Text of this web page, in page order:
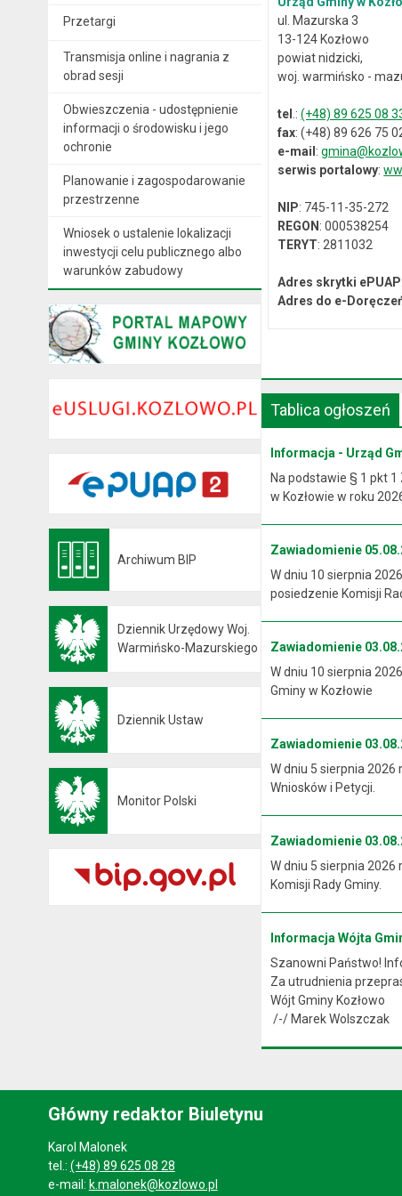
Przetargi
Transmisja online i nagrania z
obrad sesji
Obwieszczenia - udostępnienie
informacji o środowisku i jego
ochronie
Planowanie i zagospodarowanie
przestrzenne
Wniosek o ustalenie lokalizacji
inwestycji celu publicznego albo
warunków zabudowy
Archiwum BIP
Dziennik Urzędowy Woj.
Warmińsko-Mazurskiego
Dziennik Ustaw
Monitor Polski
ul. Mazurska 3
13-124 Kozłowo
powiat nidzicki,
woj. warmińsko -
tel .:(+48) 89 625 08
fax: (+48) 89 626 75
e-mail :
serwis portalowy:
NIP: 745-11-35-272
REGON : 000538254
TERYT: 2811032
Adres skrytki ePUAP
Adres do e-
Tablica ogłoszeń
Informacja - Urząd
Na podstawie § 1 pkt
w Kozłowie w roku
Zawiadomienie
W dniu 10 sierpnia
posiedzenie Komisji
Zawiadomienie
W dniu 10 sierpnia
Gminy w Kozłowie
Zawiadomienie
W dniu 5 sierpnia 2026
Wniosków i Petycji.
Zawiadomienie
W dniu 5 sierpnia 2026
Komisji Rady Gminy.
Informacja Wójta
Szanowni Państwo!
Za utrudnienia
Wójt Gminy Kozłowo
/-/ Marek Wolszczak
Główny redaktor Biuletynu
Karol Malonek
tel.: (+48) 89 625 08 28
e-mail: k.malonek@kozlowo.pl